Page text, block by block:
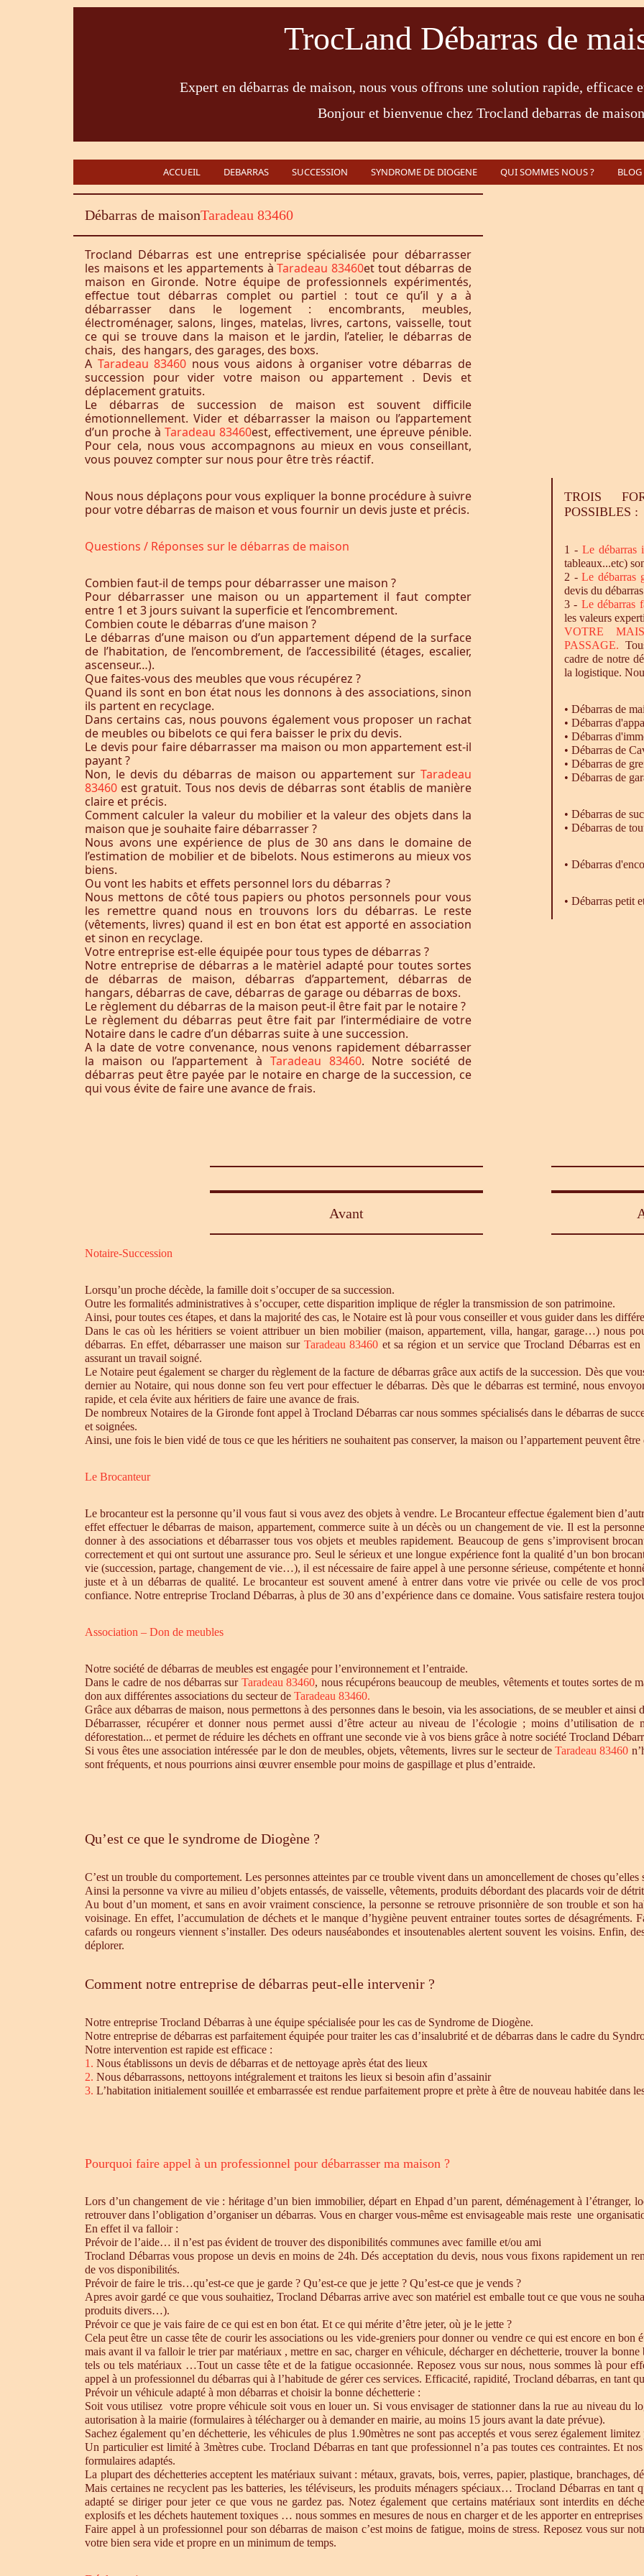
TrocLand Débarras de
Expert en débarras de maison, nous vous offrons une solution rapide, efficace
Bonjour et bienvenue chez Trocland debarras de
ACCUEIL DEBARRAS SUCCESSION SYNDROME DE DIOGENE QUI SOMMES NOUS ? BLOG
Débarras de maisonTaradeau 83460
Trocland Débarras est une entreprise spécialisée pour débarrasser
les maisons et les appartements àTaradeau 83460et tout débarras de
maison en Gironde. Notre équipe de professionnels expérimentés,
effectue tout débarras complet ou partiel : tout ce qu’il y a à
débarrasser dans le logement : encombrants, meubles,
électroménager, salons, linges, matelas, livres, cartons, vaisselle, tout
ce qui se trouve dans la maison et le jardin, l’atelier, le débarras de
chais, des hangars, des garages, des boxs.
A Taradeau 83460 nous vous aidons à organiser votre débarras de
succession pour vider votre maison ou appartement . Devis et
déplacement gratuits.
Le débarras de succession de maison est souvent difficile
émotionnellement. Vider et débarrasser la maison ou l’appartement
d’un proche à Taradeau 83460est, effectivement, une épreuve pénible.
Pour cela, nous vous accompagnons au mieux en vous conseillant,
vous pouvez compter sur nous pour être très réactif.
Nous nous déplaçons pour vous expliquer la bonne procédure à suivre
pour votre débarras de maison et vous fournir un devis juste et précis.
Questions / Réponses sur le débarras de maison
Combien faut-il de temps pour débarrasser une maison ?
Pour débarrasser une maison ou un appartement il faut compter
entre 1 et 3 jours suivant la superficie et l’encombrement.
Combien coute le débarras d’une maison ?
Le débarras d’une maison ou d’un appartement dépend de la surface
de l’habitation, de l’encombrement, de l’accessibilité (étages, escalier,
ascenseur…).
Que faites-vous des meubles que vous récupérez ?
Quand ils sont en bon état nous les donnons à des associations, sinon
ils partent en recyclage.
Dans certains cas, nous pouvons également vous proposer un rachat
de meubles ou bibelots ce qui fera baisser le prix du devis.
Le devis pour faire débarrasser ma maison ou mon appartement est-il
payant ?
Non, le devis du débarras de maison ou appartement sur Taradeau
83460 est gratuit. Tous nos devis de débarras sont établis de manière
claire et précis.
Comment calculer la valeur du mobilier et la valeur des objets dans la
maison que je souhaite faire débarrasser ?
Nous avons une expérience de plus de 30 ans dans le domaine de
l’estimation de mobilier et de bibelots. Nous estimerons au mieux vos
biens.
Ou vont les habits et effets personnel lors du débarras ?
Nous mettons de côté tous papiers ou photos personnels pour vous
les remettre quand nous en trouvons lors du débarras. Le reste
(vêtements, livres) quand il est en bon état est apporté en association
et sinon en recyclage.
Votre entreprise est-elle équipée pour tous types de débarras ?
Notre entreprise de débarras a le matèriel adapté pour toutes sortes
de débarras de maison, débarras d’appartement, débarras de
hangars, débarras de cave, débarras de garage ou débarras de boxs.
Le règlement du débarras de la maison peut-il être fait par le notaire ?
Le règlement du débarras peut être fait par l’intermédiaire de votre
Notaire dans le cadre d’un débarras suite à une succession.
A la date de votre convenance, nous venons rapidement débarrasser
la maison ou l’appartement à Taradeau 83460. Notre société de
débarras peut être payée par le notaire en charge de la succession, ce
qui vous évite de faire une avance de frais.
TROIS
POSSIBLES :
1 -Ledébarras
tableaux...etc)
2 -Ledébarras
devis du
3 - Ledébarras
les valeurs
VOTRE
PASSAGE.
cadre de notre
la logistique.
• Débarras de
• Débarras
• Débarras
• Débarras de
• Débarras de
• Débarras de
• Débarras de
• Débarras de
• Débarras
• Débarras petit
Avant
Notaire-Succession
Lorsqu’un proche décède, la famille doit s’occuper de sa succession.
Outre les formalités administratives à s’occuper, cette disparition implique de régler la transmission de son patrimoine.
Ainsi, pour toutes ces étapes, et dans la majorité des cas, le Notaire est là pour vous conseiller et vous guider dans les
Dans le cas où les héritiers se voient attribuer un bien mobilier (maison, appartement, villa, hangar, garage…) nous
débarras. En effet, débarrasser une maison sur Taradeau 83460 et sa région et un service que Trocland Débarras est
assurant un travail soigné.
Le Notaire peut également se charger du règlement de la facture de débarras grâce aux actifs de la succession. Dès que
dernier au Notaire, qui nous donne son feu vert pour effectuer le débarras. Dès que le débarras est terminé, nous
rapide, et cela évite aux héritiers de faire une avance de frais.
De nombreux Notaires de la Gironde font appel à Trocland Débarras car nous sommes spécialisés dans le débarras de
et soignées.
Ainsi, une fois le bien vidé de tous ce que les héritiers ne souhaitent pas conserver, la maison ou l’appartement peuvent
Le Brocanteur
Le brocanteur est la personne qu’il vous faut si vous avez des objets à vendre. Le Brocanteur effectue également bien
effet effectuer le débarras de maison, appartement, commerce suite à un décès ou un changement de vie. Il est la
donner à des associations et débarrasser tous vos objets et meubles rapidement. Beaucoup de gens s’improvisent
correctement et qui ont surtout une assurance pro. Seul le sérieux et une longue expérience font la qualité d’un bon
vie (succession, partage, changement de vie…), il est nécessaire de faire appel à une personne sérieuse, compétente et
juste et à un débarras de qualité. Le brocanteur est souvent amené à entrer dans votre vie privée ou celle de vos
confiance. Notre entreprise Trocland Débarras, à plus de 30 ans d’expérience dans ce domaine. Vous satisfaire restera
Association – Don de meubles
Notre société de débarras de meubles est engagée pour l’environnement et l’entraide.
Dans le cadre de nos débarras sur Taradeau 83460, nous récupérons beaucoup de meubles, vêtements et toutes sortes de
don aux différentes associations du secteur de Taradeau 83460.
Grâce aux débarras de maison, nous permettons à des personnes dans le besoin, via les associations, de se meubler et
Débarrasser, récupérer et donner nous permet aussi d’être acteur au niveau de l’écologie ; moins d’utilisation
déforestation... et permet de réduire les déchets en offrant une seconde vie à vos biens grâce à notre société Trocland
Si vous êtes une association intéressée par le don de meubles, objets, vêtements, livres sur le secteur deTaradeau 83460
sont fréquents, et nous pourrions ainsi œuvrer ensemble pour moins de gaspillage et plus d’entraide.
Qu’est ce que le syndrome de Diogène ?
C’est un trouble du comportement. Les personnes atteintes par ce trouble vivent dans un amoncellement de choses
Ainsi la personne va vivre au milieu d’objets entassés, de vaisselle, vêtements, produits débordant des placards voir de
Au bout d’un moment, et sans en avoir vraiment conscience, la personne se retrouve prisonnière de son trouble et son
voisinage. En effet, l’accumulation de déchets et le manque d’hygiène peuvent entrainer toutes sortes de désagréments.
cafards ou rongeurs viennent s’installer. Des odeurs nauséabondes et insoutenables alertent souvent les voisins. Enfin,
déplorer.
Comment notre entreprise de débarras peut-elle intervenir ?
Notre entreprise Trocland Débarras à une équipe spécialisée pour les cas de Syndrome de Diogène.
Notre entreprise de débarras est parfaitement équipée pour traiter les cas d’insalubrité et de débarras dans le cadre du
Notre intervention est rapide est efficace :
1. Nous établissons un devis de débarras et de nettoyage après état des lieux
2. Nous débarrassons, nettoyons intégralement et traitons les lieux si besoin afin d’assainir
3. L’habitation initialement souillée et embarrassée est rendue parfaitement propre et prète à être de nouveau habitée dans
Pourquoi faire appel à un professionnel pour débarrasser ma maison ?
Lors d’un changement de vie : héritage d’un bien immobilier, départ en Ehpad d’un parent, déménagement à
retrouver dans l’obligation d’organiser un débarras. Vous en charger vous-même est envisageable mais reste une
En effet il va falloir :
Prévoir de l’aide… il n’est pas évident de trouver des disponibilités communes avec famille et/ou ami
Trocland Débarras vous propose un devis en moins de 24h. Dés acceptation du devis, nous vous fixons rapidement un
de vos disponibilités.
Prévoir de faire le tris…qu’est-ce que je garde ? Qu’est-ce que je jette ? Qu’est-ce que je vends ?
Apres avoir gardé ce que vous souhaitiez, Trocland Débarras arrive avec son matériel est emballe tout ce que vous ne
produits divers…).
Prévoir ce que je vais faire de ce qui est en bon état. Et ce qui mérite d’être jeter, où je le jette ?
Cela peut être un casse tête de courir les associations ou les vide-greniers pour donner ou vendre ce qui est encore en bon
mais avant il va falloir le trier par matériaux , mettre en sac, charger en véhicule, décharger en déchetterie, trouver la
tels ou tels matériaux …Tout un casse tête et de la fatigue occasionnée. Reposez vous sur nous, nous sommes là pour
appel à un professionnel du débarras qui à l’habitude de gérer ces services. Efficacité, rapidité, Trocland débarras, en tant
Prévoir un véhicule adapté à mon débarras et choisir la bonne déchetterie :
Soit vous utilisez votre propre véhicule soit vous en louer un. Si vous envisager de stationner dans la rue au niveau du
autorisation à la mairie (formulaires à télécharger ou à demander en mairie, au moins 15 jours avant la date prévue).
Sachez également qu’en déchetterie, les véhicules de plus 1.90mètres ne sont pas acceptés et vous serez également
Un particulier est limité à 3mètres cube. Trocland Débarras en tant que professionnel n’a pas toutes ces contraintes. Et
formulaires adaptés.
La plupart des déchetteries acceptent les matériaux suivant : métaux, gravats, bois, verres, papier, plastique, branchages,
Mais certaines ne recyclent pas les batteries, les téléviseurs, les produits ménagers spéciaux… Trocland Débarras en tant
adapté se diriger pour jeter ce que vous ne gardez pas. Notez également que certains matériaux sont interdits en
explosifs et les déchets hautement toxiques … nous sommes en mesures de nous en charger et de les apporter en
Faire appel à un professionnel pour son débarras de maison c’est moins de fatigue, moins de stress. Reposez vous sur
votre bien sera vide et propre en un minimum de temps.